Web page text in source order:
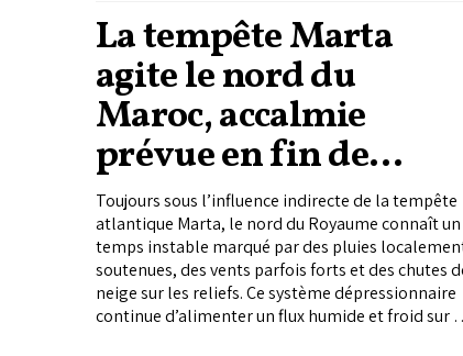
La tempête Marta
agite le nord du
Maroc, accalmie
prévue en fin de
semaine
Toujours sous l’influence indirecte de la tempête
atlantique Marta, le nord du Royaume connaît un
temps instable marqué par des pluies
soutenues, des vents parfois forts et des chutes
neige sur les reliefs. Ce système dépressionnaire
continue d’alimenter un flux humide et froid sur la